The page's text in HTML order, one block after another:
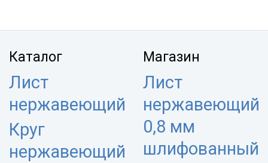
Каталог
Лист
нержавеющий
Круг
нержавеющий
Магазин
Лист
нержавеющий
0,8 мм
шлифованный